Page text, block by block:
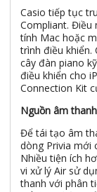
Casio tiếp tục
Compliant. Điều
tính Mac hoặc
trình điều khiển.
cây đàn piano
điều khiển cho
Connection Kit
Nguồn âm
Để tái tạo âm
dòng Privia mới
Nhiều tiện ích
vi xử lý Air sử
thanh với phân